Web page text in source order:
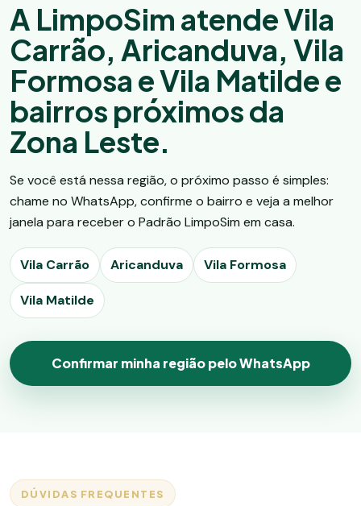
A LimpoSim atende Vila
Carrão, Aricanduva, Vila
Formosa e Vila Matilde e
bairros próximos da
Zona Leste.
Se você está nessa região, o próximo passo é simples:
chame no WhatsApp, confirme o bairro e veja a melhor
janela para receber o Padrão LimpoSim em casa.
Vila Carrão Aricanduva Vila Formosa
Vila Matilde
Confirmar minha região pelo WhatsApp
DÚVIDAS FREQUENTES